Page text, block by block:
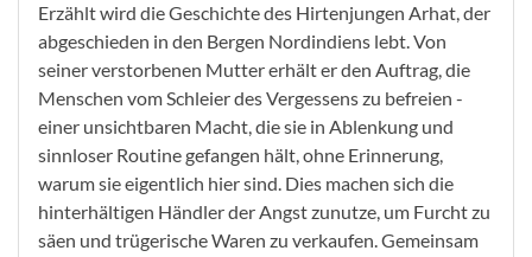
Erzählt wird die Geschichte des Hirtenjungen Arhat, der
abgeschieden in den Bergen Nordindiens lebt. Von
seiner verstorbenen Mutter erhält er den Auftrag, die
Menschen vom Schleier des Vergessens zu befreien -
einer unsichtbaren Macht, die sie in Ablenkung und
sinnloser Routine gefangen hält, ohne Erinnerung,
warum sie eigentlich hier sind. Dies machen sich die
hinterhältigen Händler der Angst zunutze, um Furcht zu
säen und trügerische Waren zu verkaufen. Gemeinsam